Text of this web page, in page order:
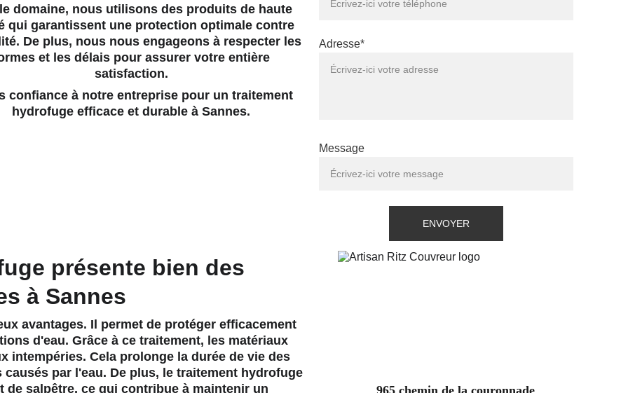
Adresse*
Message
ENVOYER
domaine, nous utilisons des produits de haute
qui garantissent une protection optimale contre
De plus, nous nous engageons à respecter les
et les délais pour assurer votre entière
satisfaction.
hydrofuge efficace et durable à Sannes.
965 chemin de la couronnade
présente bien des
à Sannes
avantages. Il permet de protéger efficacement
d'eau. Grâce à ce traitement, les matériaux
intempéries. Cela prolonge la durée de vie des
par l'eau. De plus, le traitement hydrofuge
salpêtre, ce qui contribue à maintenir un